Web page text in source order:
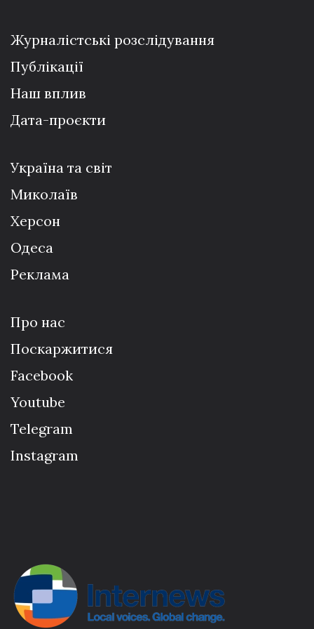
Журналістські розслідування
Публікації
Наш вплив
Дата-проєкти
Україна та світ
Миколаїв
Херсон
Одеса
Реклама
Про нас
Поскаржитися
Facebook
Youtube
Telegram
Instagram